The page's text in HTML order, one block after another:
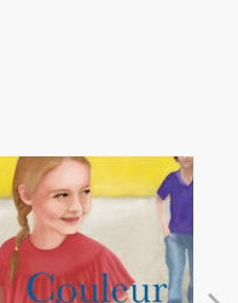
Couleur Amour